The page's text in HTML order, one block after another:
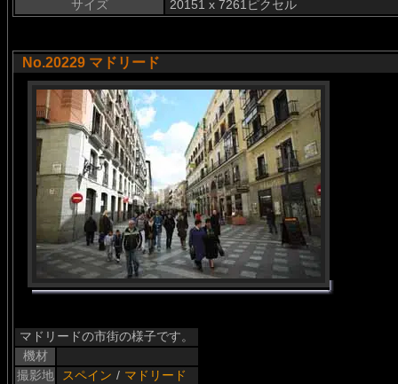
サイズ
20151 x 7261ピクセル
No.20229 マドリード
マドリードの市街の様子です。
機材
撮影地
スペイン / マドリード